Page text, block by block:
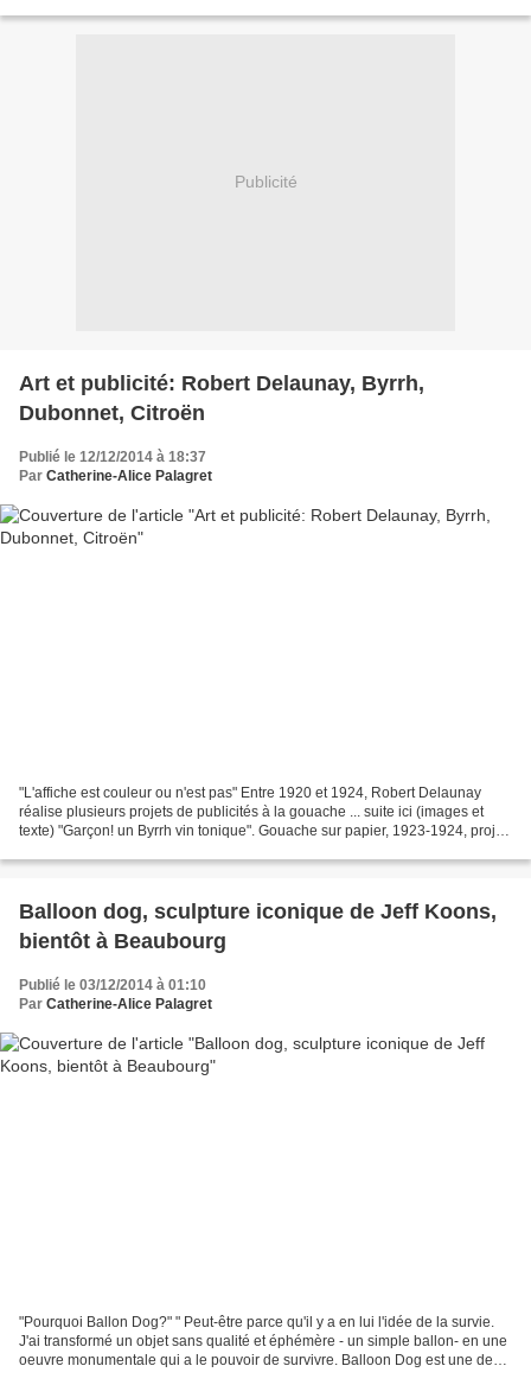
Publicité
Art et publicité: Robert Delaunay, Byrrh,
Dubonnet, Citroën
Publié le 12/12/2014 à 18:37
Par Catherine-Alice Palagret
"L'affiche est couleur ou n'est pas" Entre 1920 et 1924, Robert Delaunay
réalise plusieurs projets de publicités à la gouache ... suite ici (images et
texte) "Garçon! un Byrrh vin tonique". Gouache sur papier, 1923-1924, projet
Balloon dog, sculpture iconique de Jeff Koons,
bientôt à Beaubourg
Publié le 03/12/2014 à 01:10
Par Catherine-Alice Palagret
"Pourquoi Ballon Dog?" " Peut-être parce qu'il y a en lui l'idée de la survie.
J'ai transformé un objet sans qualité et éphémère - un simple ballon- en une
oeuvre monumentale qui a le pouvoir de survivre. Balloon Dog est une des